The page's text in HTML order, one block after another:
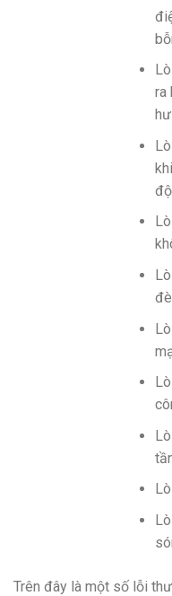
ra
Trên đây là một số lỗi